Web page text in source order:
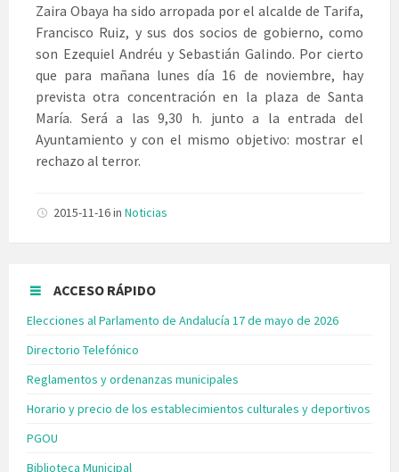
Zaira Obaya ha sido arropada por el alcalde de Tarifa,
Francisco Ruiz, y sus dos socios de gobierno, como
son Ezequiel Andréu y Sebastián Galindo. Por cierto
que para mañana lunes día 16 de noviembre, hay
prevista otra concentración en la plaza de Santa
María. Será a las 9,30 h. junto a la entrada del
Ayuntamiento y con el mismo objetivo: mostrar el
rechazo al terror.
2015-11-16in Noticias
ACCESO RÁPIDO
Elecciones al Parlamento de Andalucía 17 de mayo de 2026
Directorio Telefónico
Reglamentos y ordenanzas municipales
Horario y precio de los establecimientos culturales y deportivos
PGOU
Biblioteca Municipal